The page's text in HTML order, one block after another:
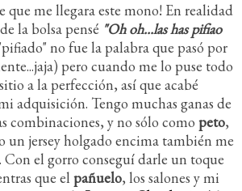
que me llegara este mono! En realidad
la bolsa pensé "Oh oh...las has pifiao
no fue la palabra que pasó por
pero cuando me lo puse todo
a la perfección, así que acabé
adquisición. Tengo muchas ganas de
combinaciones, y no sólo como peto,
un jersey holgado encima también me
Con el gorro conseguí darle un toque
que el pañuelo, los salones y mi